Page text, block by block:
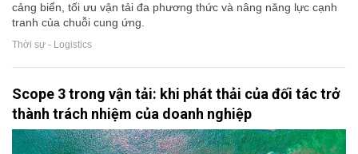
cảng biển, tối ưu vận tải đa phương thức và nâng năng lực cạnh
tranh của chuỗi cung ứng.
Thời sự - Logistics
Scope 3 trong vận tải: khi phát thải của đối tác trở
thành trách nhiệm của doanh nghiệp